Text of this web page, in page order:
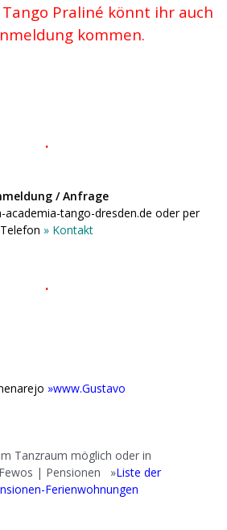
Praliné könnt ihr auch
kommen.
.
/ Anfrage
tango-dresden.de oder per
Telefon » Kontakt
.
»www.Gustavo
Tanzraum möglich oder in
| Pensionen »Liste der
Ferienwohnungen